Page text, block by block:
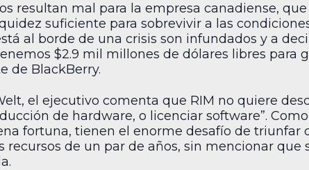
resultan mal para la empresa canadiense,
suficiente para sobrevivir a las
al borde de una crisis son infundados y a
$2.9 mil millones de dólares libres para
de BlackBerry.
el ejecutivo comenta que RIM no quiere
de hardware, o licenciar software”.
fortuna, tienen el enorme desafío de triunfar
recursos de un par de años, sin mencionar que